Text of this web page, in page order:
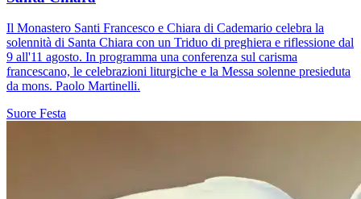
Il Monastero Santi Francesco e Chiara di Cademario celebra la
solennità di Santa Chiara con un Triduo di preghiera e riflessione dal
9 all'11 agosto. In programma una conferenza sul carisma
francescano, le celebrazioni liturgiche e la Messa solenne presieduta
da mons. Paolo Martinelli.
Suore Festa